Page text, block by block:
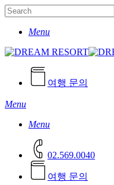
Skip
to
main
SearchMenu
여행 문의
Menu
Menu
02.569.0040
여 행 문의